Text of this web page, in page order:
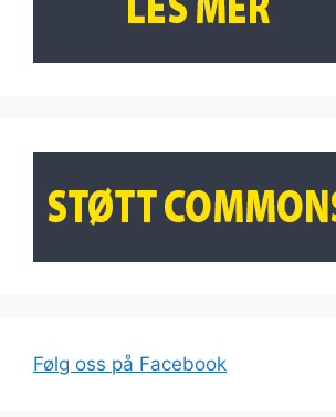
Følg oss på Facebook